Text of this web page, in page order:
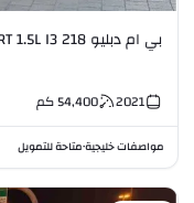
بي ام دبليو 218 i M SPORT 1.5L I3
2021
54,400كم
مواصفات خليجية•متاحة للتمويل